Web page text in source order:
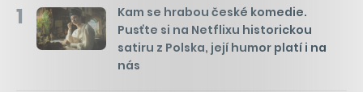
1
Kam se hrabou české komedie.
Pusťte si na Netflixu historickou
satiru z Polska, její humor platí i na
nás